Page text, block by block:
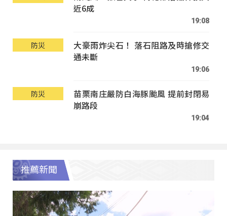
近6成
19:08
防災
大豪雨炸尖石！ 落石阻路及時搶修交
通未斷
19:06
防災
苗栗南庄嚴防白海豚颱風 提前封閉易
崩路段
19:04
推薦新聞